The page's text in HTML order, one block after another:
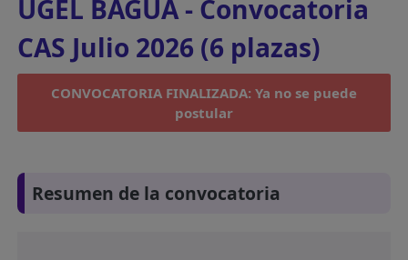
UGEL BAGUA - Convocatoria
CAS Julio 2026 (6 plazas)
CONVOCATORIA FINALIZADA: Ya no se puede
postular
Resumen de la convocatoria